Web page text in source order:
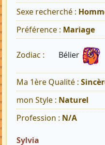
Sexe recherché :
Préférence : Mariage
Zodiac : Bélier
Ma 1ère Qualité :
mon Style : Naturel
Profession : N/A
Sylvia